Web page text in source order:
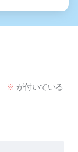
※ が付いている